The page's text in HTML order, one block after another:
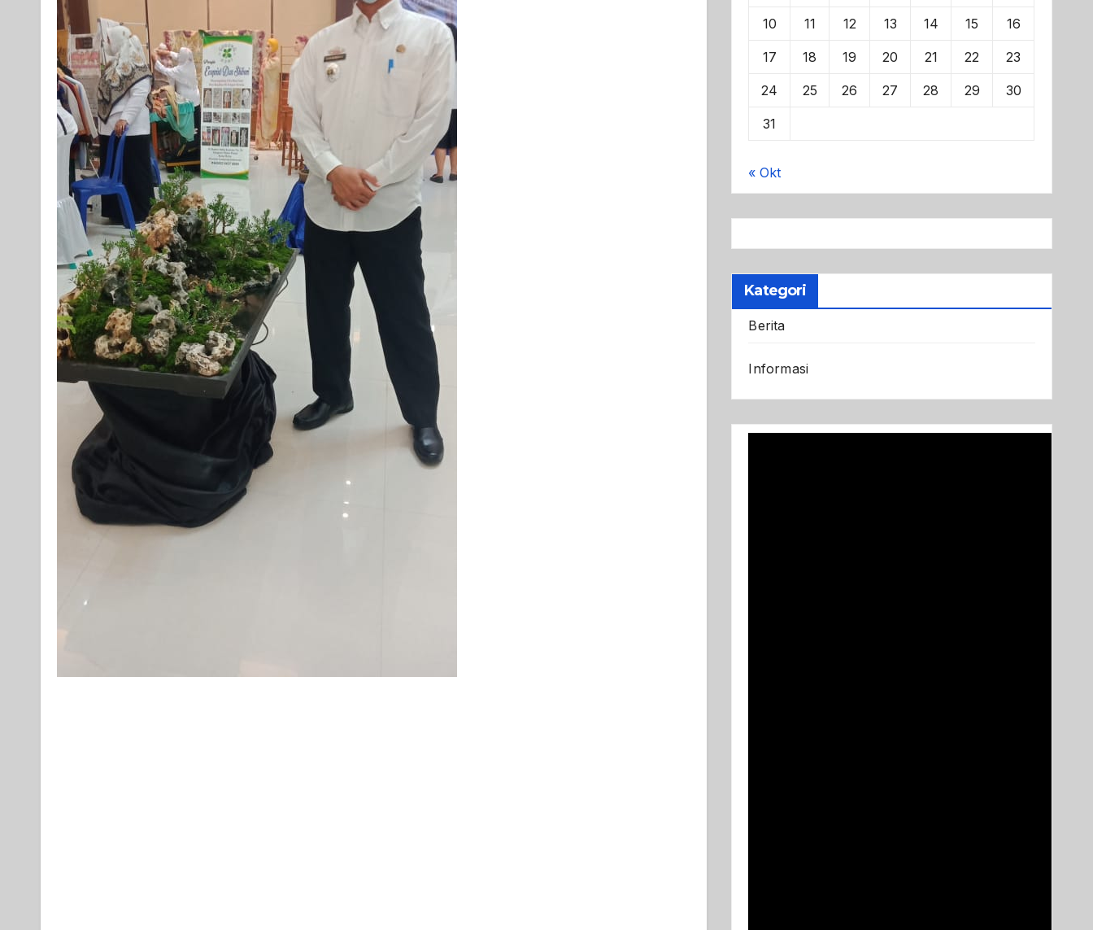
10 11 12 13 14 15 16
17 18 19 20 21 22 23
24 25 26 27 28 29 30
31
« Okt
Kategori
Berita
Informasi